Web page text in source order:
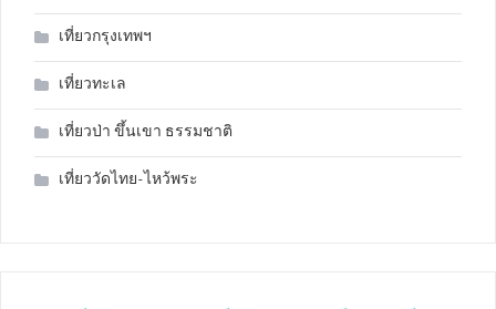
เที่ยวกรุงเทพฯ
เที่ยวทะเล
เที่ยวป่า ขึ้นเขา ธรรมชาติ
เที่ยววัดไทย-ไหว้พระ